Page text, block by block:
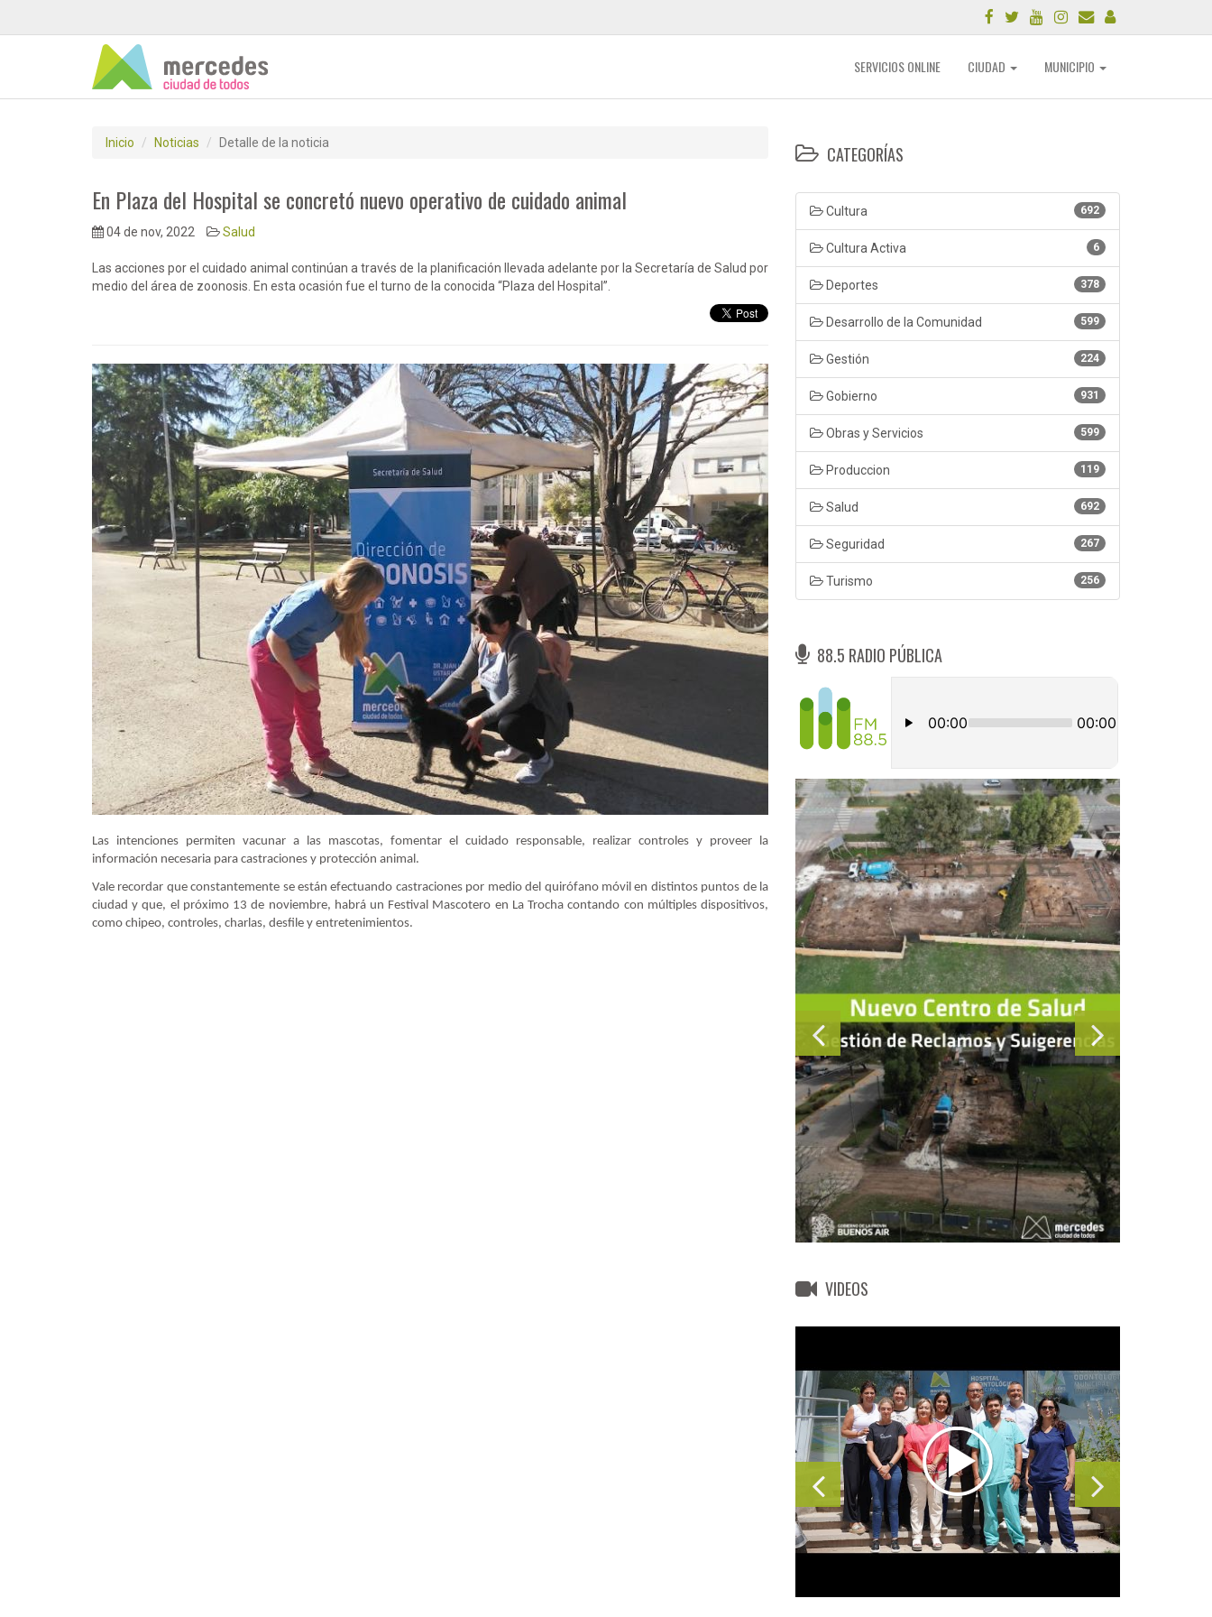
SERVICIOS ONLINE CIUDAD MUNICIPIO
Inicio Noticias Detalle de la noticia
En Plaza del Hospital se concretó nuevo operativo de cuidado animal
04 de nov, 2022 Salud
Las acciones por el cuidado animal continúan a través de la planificación llevada adelante por la Secretaría de Salud por
medio del área de zoonosis. En esta ocasión fue el turno de la conocida “Plaza del Hospital”.
Las intenciones permiten vacunar a las mascotas, fomentar el cuidado responsable, realizar controles y proveer la
información necesaria para castraciones y protección animal.
Vale recordar que constantemente se están efectuando castraciones por medio del quirófano móvil en distintos puntos de la
ciudad y que, el próximo 13 de noviembre, habrá un Festival Mascotero en La Trocha contando con múltiples dispositivos,
como chipeo, controles, charlas, desfile y entretenimientos.
CATEGORÍAS
692
Cultura
6
Cultura Activa
378
Deportes
599
Desarrollo de la Comunidad
224
Gestión
931
Gobierno
599
Obras y Servicios
119
Produccion
692
Salud
267
Seguridad
256
Turismo
88.5 RADIO PÚBLICA
VIDEOS